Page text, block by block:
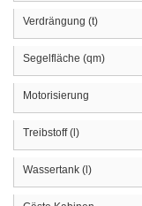
Verdrängung (t)
Segelfläche (qm)
Motorisierung
Treibstoff (l)
Wassertank (l)